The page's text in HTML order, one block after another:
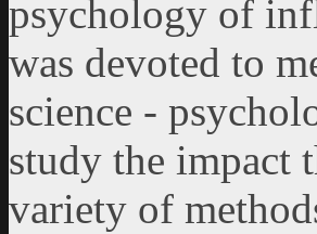
psychology of
was devoted to
science -
study the impact
variety of